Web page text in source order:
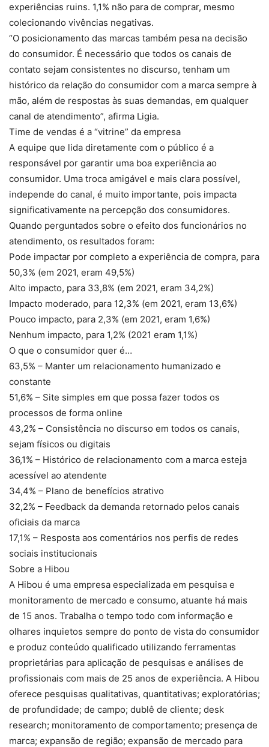
experiências ruins. 1,1% não para de comprar, mesmo
colecionando vivências negativas.
“O posicionamento das marcas também pesa na decisão
do consumidor. É necessário que todos os canais de
contato sejam consistentes no discurso, tenham um
histórico da relação do consumidor com a marca sempre à
mão, além de respostas às suas demandas, em qualquer
canal de atendimento”, afirma Ligia.
Time de vendas é a “vitrine” da empresa
A equipe que lida diretamente com o público é a
responsável por garantir uma boa experiência ao
consumidor. Uma troca amigável e mais clara possível,
independe do canal, é muito importante, pois impacta
significativamente na percepção dos consumidores.
Quando perguntados sobre o efeito dos funcionários no
atendimento, os resultados foram:
Pode impactar por completo a experiência de compra, para
50,3% (em 2021, eram 49,5%)
Alto impacto, para 33,8% (em 2021, eram 34,2%)
Impacto moderado, para 12,3% (em 2021, eram 13,6%)
Pouco impacto, para 2,3% (em 2021, eram 1,6%)
Nenhum impacto, para 1,2% (2021 eram 1,1%)
O que o consumidor quer é…
63,5% – Manter um relacionamento humanizado e
constante
51,6% – Site simples em que possa fazer todos os
processos de forma online
43,2% – Consistência no discurso em todos os canais,
sejam físicos ou digitais
36,1% – Histórico de relacionamento com a marca esteja
acessível ao atendente
34,4% – Plano de benefícios atrativo
32,2% – Feedback da demanda retornado pelos canais
oficiais da marca
17,1% – Resposta aos comentários nos perfis de redes
sociais institucionais
Sobre a Hibou
A Hibou é uma empresa especializada em pesquisa e
monitoramento de mercado e consumo, atuante há mais
de 15 anos. Trabalha o tempo todo com informação e
olhares inquietos sempre do ponto de vista do consumidor
e produz conteúdo qualificado utilizando ferramentas
proprietárias para aplicação de pesquisas e análises de
profissionais com mais de 25 anos de experiência. A Hibou
oferece pesquisas qualitativas, quantitativas; exploratórias;
de profundidade; de campo; dublê de cliente; desk
research; monitoramento de comportamento; presença de
marca; expansão de região; expansão de mercado para